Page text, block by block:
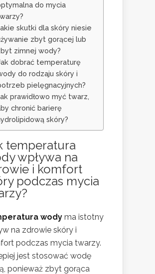
do mycia
skutki dla skóry niesie
zbyt gorącej lub
zimnej wody?
dobrać temperaturę
do rodzaju skóry i
pielęgnacyjnych?
prawidłowo myć twarz,
chronić barierę
skóry?
temperatura
wpływa na
i komfort
podczas mycia
wody ma istotny
na zdrowie skóry i
podczas mycia twarzy.
jest stosować wodę
ponieważ zbyt gorąca